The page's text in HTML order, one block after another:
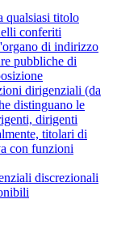
qualsiasi titolo
conferiti
di indirizzo
pubbliche di
dirigenziali (da
distinguano le
dirigenti
titolari di
con funzioni
discrezionali